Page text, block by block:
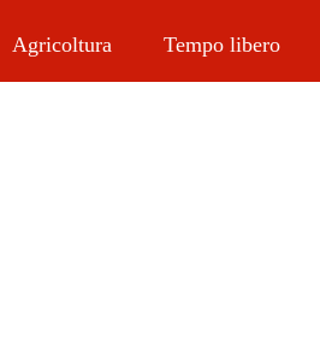
Agricoltura Tempo libero